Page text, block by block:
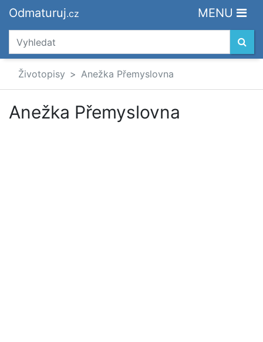
Odmaturuj.cz MENU
Životopisy Anežka Přemyslovna
Anežka Přemyslovna